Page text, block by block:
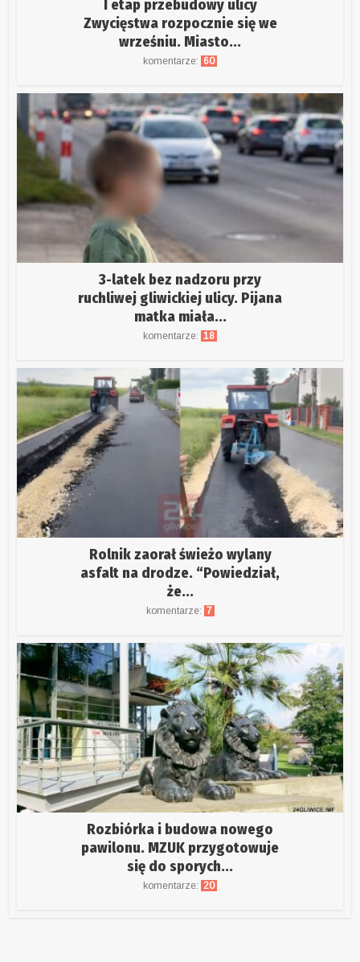
I etap przebudowy ulicy
Zwycięstwa rozpocznie się we
wrześniu. Miasto...
komentarze: 60
3-latek bez nadzoru przy
ruchliwej gliwickiej ulicy. Pijana
matka miała...
komentarze: 18
Rolnik zaorał świeżo wylany
asfalt na drodze. “Powiedział,
że...
komentarze: 7
Rozbiórka i budowa nowego
pawilonu. MZUK przygotowuje
się do sporych...
komentarze: 20